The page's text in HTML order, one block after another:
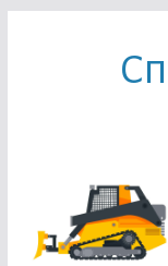
содержимому